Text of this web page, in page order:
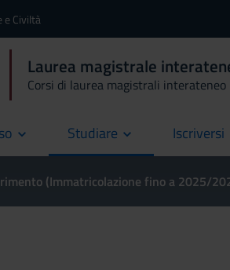
e Civiltà
Laurea magistrale
Corsi di laurea magistrali interateneo
Studiare Iscriversi
(Immatricolazione fino a 2025/